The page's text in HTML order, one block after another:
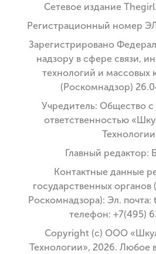
Сетевое издание
Регистрационный номер
Зарегистрировано
надзору в сфере связи,
технологий и массовых
(Роскомнадзор)
Учредитель: Общество
ответственностью
Главный редактор:
Контактные данные
государственных органов
Роскомнадзора): Эл. почта:
телефон: +7(495)
Copyright (с) ООО
Технологии», 2026. Любое